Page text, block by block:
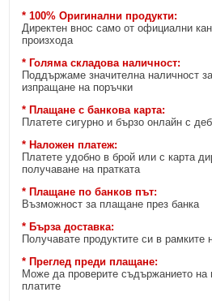
* 100% Оригинални продукти:
Директен внос само от официални
произхода
* Голяма складова наличност:
Поддържаме значителна наличност
изпращане на поръчки
* Плащане с банкова карта:
Платете сигурно и бързо онлайн с
* Наложен платеж:
Платете удобно в брой или с карта
получаване на пратката
* Плащане по банков път:
Възможност за плащане през банка
* Бърза доставка:
Получавате продуктите си в рамките
* Преглед преди плащане:
Може да проверите съдържанието на
платите